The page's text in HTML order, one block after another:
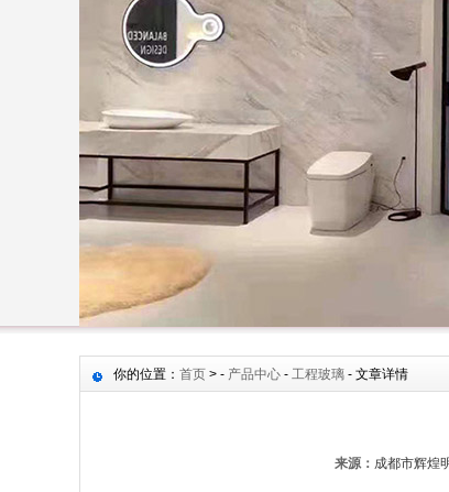
你的位置： 首页 > - 产品中心 - 工程玻璃 - 文章详情
来源： 成都市辉煌